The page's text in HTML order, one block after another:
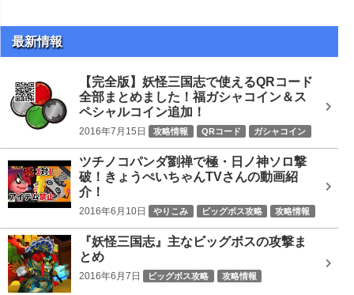
を
検
最新情報
【完全版】妖怪三国志で使えるQRコード
全部まとめました！福ガシャコイン＆ス
ペシャルコイン追加！
2016年7月15日 攻略情報 QRコード ガシャコイン
ツチノコパンダ劉禅で極・日ノ神ソロ撃
破！きょうぺいちゃんTVさんの動画紹
介！
2016年6月10日 やりこみ ビッグボス攻略
攻略情報
ツチノコパンダ劉禅
ビッグボス 日ノ神
『妖怪三国志』主なビッグボスの攻撃ま
とめ
2016年6月7日 ビッグボス攻略
攻略情報